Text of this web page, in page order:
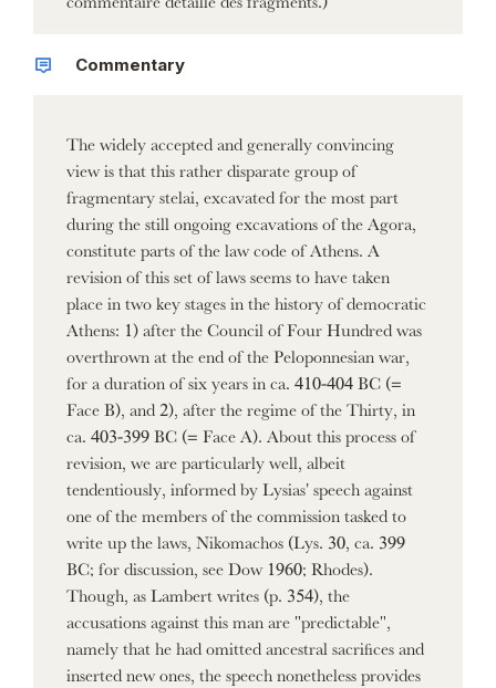
Commentary
The widely accepted and generally convincing
view is that this rather disparate group of
fragmentary stelai, excavated for the most part
during the still ongoing excavations of the Agora,
constitute parts of the law code of Athens. A
revision of this set of laws seems to have taken
place in two key stages in the history of democratic
Athens: 1) after the Council of Four Hundred was
overthrown at the end of the Peloponnesian war,
for a duration of six years in ca. 410-404 BC (=
Face B), and 2), after the regime of the Thirty, in
ca. 403-399 BC (= Face A). About this process of
revision, we are particularly well, albeit
tendentiously, informed by Lysias' speech against
one of the members of the commission tasked to
write up the laws, Nikomachos (Lys. 30, ca. 399
BC; for discussion, see Dow 1960; Rhodes).
Though, as Lambert writes (p. 354), the
accusations against this man are "predictable",
namely that he had omitted ancestral sacrifices and
inserted new ones, the speech nonetheless provides